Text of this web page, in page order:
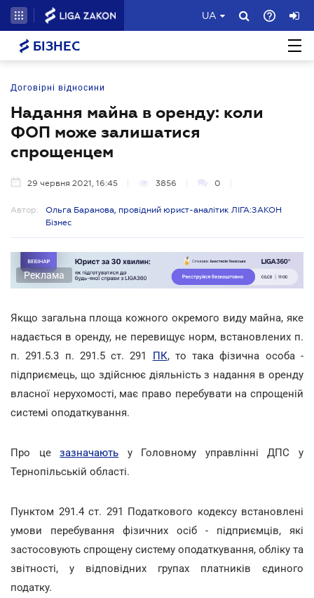
UA
БІЗНЕС
Договірні відносини
Надання майна в оренду: коли
ФОП може залишатися
спрощенцем
29 червня 2021, 16:45 3856 0
Автор:
Ольга Баранова, провідний юрист-аналітик ЛІГА:ЗАКОН
Бізнес
Реклама
Якщо загальна площа кожного окремого виду майна, яке
надається в оренду, не перевищує норм, встановлених п.
п. 291.5.3 п. 291.5 ст. 291 ПК, то така фізична особа -
підприємець, що здійснює діяльність з надання в оренду
власної нерухомості, має право перебувати на спрощеній
системі оподаткування.
Про цезазначають у Головному управлінні ДПС у
Тернопільській області.
Пунктом 291.4 ст. 291 Податкового кодексу встановлені
умови перебування фізичних осіб - підприємців, які
застосовують спрощену систему оподаткування, обліку та
звітності, у відповідних групах платників єдиного
податку.